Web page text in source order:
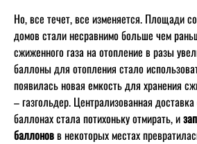
Но, все течет, все изменяется. Площади
домов стали несравнимо больше чем
сжиженного газа на отопление в разы
баллоны для отопления стало
появилась новая емкость для хранения
– газгольдер. Централизованная
баллонах стала потихоньку отмирать, и
баллоновв некоторых местах